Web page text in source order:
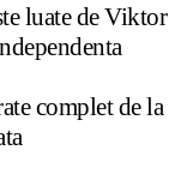
luate de Viktor
complet de la